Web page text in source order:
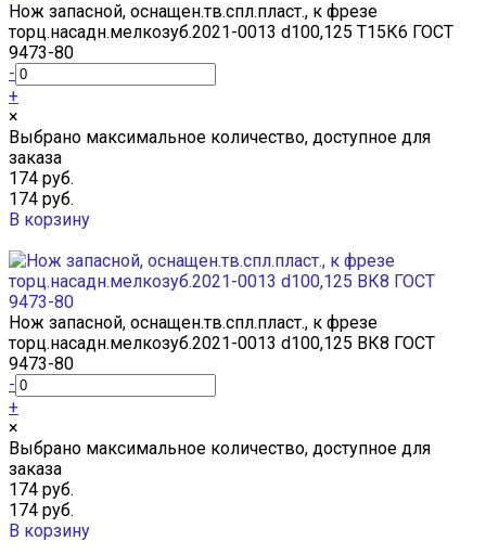
Нож запасной, оснащен.тв.спл.пласт., к фрезе
торц.насадн.мелкозуб.2021-0013 d100,125 Т15К6 ГОСТ
9473-80
-
+
×
Выбрано максимальное количество, доступное для
заказа
174 руб.
174 руб.
В корзину
Нож запасной, оснащен.тв.спл.пласт., к фрезе
торц.насадн.мелкозуб.2021-0013 d100,125 ВК8 ГОСТ
9473-80
-
+
×
Выбрано максимальное количество, доступное для
заказа
174 руб.
174 руб.
В корзину